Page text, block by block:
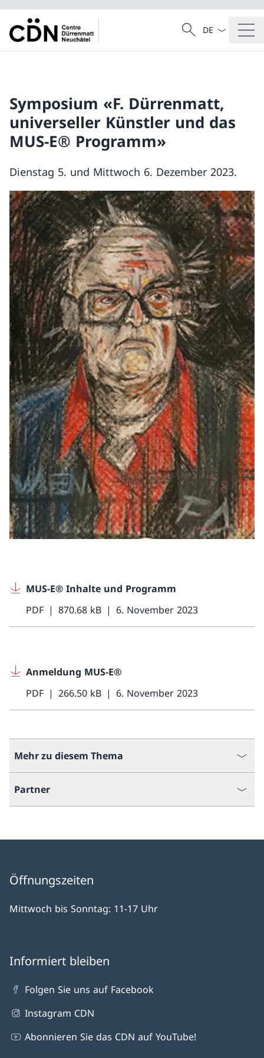
Suche
Suche
Sprach
Symposium «F. Dürrenmatt,
universeller Künstler und das
MUS-E® Programm»
Dienstag 5. und Mittwoch 6. Dezember 2023.
MUS-E® Inhalte und Programm
PDF
870.68 kB 6. November 2023
Anmeldung MUS-E®
PDF
266.50 kB 6. November 2023
Mehr zu diesem Thema
Partner
Öffnungszeiten
Mittwoch bis Sonntag: 11-17 Uhr
Informiert bleiben
Folgen Sie uns auf Facebook
Instagram CDN
Abonnieren Sie das CDN auf YouTube!